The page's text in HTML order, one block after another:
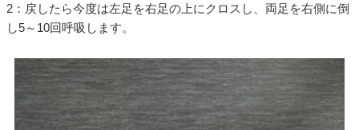
2：戻したら今度は左足を右足の上にクロスし、両足を右側に倒
し5～10回呼吸します。